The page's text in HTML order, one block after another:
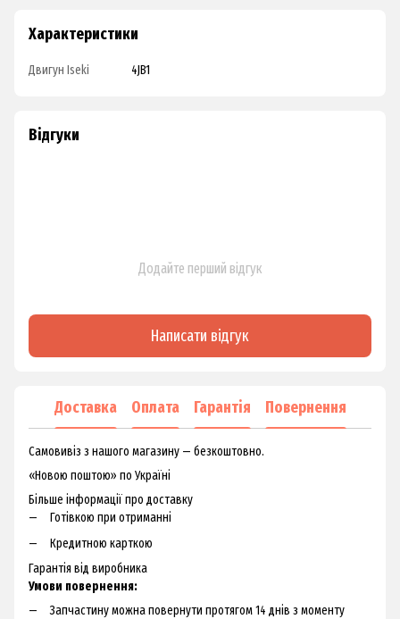
Характеристики
Двигун Iseki 4JB1
Відгуки
Додайте перший відгук
Написати відгук
Доставка Оплата Гарантія Повернення
Самовивіз з нашого магазину — безкоштовно.
«Новою поштою» по Україні
Більше інформації про доставку
Готівкою при отриманні
Кредитною карткою
Гарантія від виробника
Умови повернення:
Запчастину можна повернути протягом 14 днів з моменту